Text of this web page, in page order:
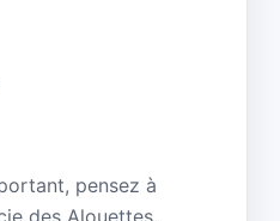
pensez à
des Alouettes.